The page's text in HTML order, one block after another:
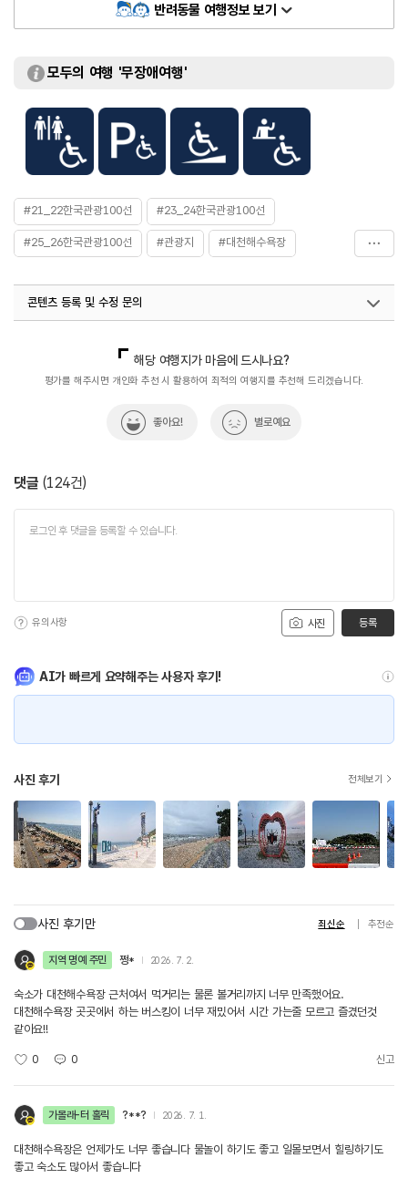
반려동물 여행정보 보기
모두의 여행 '무장애여행'
#21_22한국관광100선 #23_24한국관광100선
#25_26한국관광100선 #관광지 #대천해수욕장
#보령머드축제 #서해바다
#한국관광100선 #힐링
콘텐츠 등록 및 수정 문의
국내여행진흥팀(한국관광100선)
033-738-3415
해당 여행지가 마음에 드시나요?
평가를 해주시면 개인화 추천 시 활용하여 최적의 여행지를 추천해 드리겠습니다.
좋아요! 별로예요
댓글 (124건)
사진
유의사항 등록
AI가 빠르게 요약해주는 사용자 후기!
사진 후기 전체보기
사진 후기만 최신순 추천순
지역 명예 주민 쩡*️ 2026. 7. 2.
숙소가 대천해수욕장 근처여서 먹거리는 물론 볼거리까지 너무 만족했어요.
대천해수욕장 곳곳에서 하는 버스킹이 너무 재밌어서 시간 가는줄 모르고 즐겼던것
같아요!!
0 0 신고
가볼래-터 홀릭 ?**? 2026. 7. 1.
대천해수욕장은 언제가도 너무 좋습니다 물놀이 하기도 좋고 일몰보면서 힐링하기도
좋고 숙소도 많아서 좋습니다